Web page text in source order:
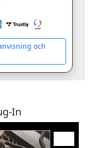
och
In